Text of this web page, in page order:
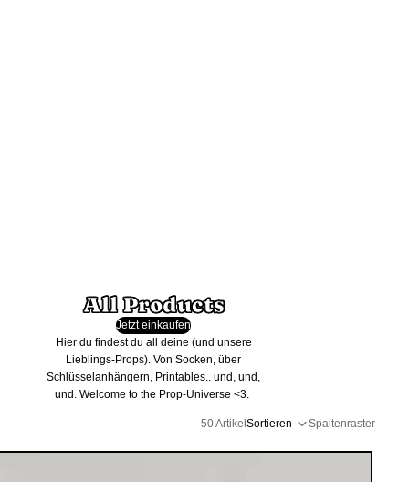
All Products
Jetzt einkaufen
Hier du findest du all deine (und unsere
Lieblings-Props). Von Socken, über
Schlüsselanhängern, Printables.. und, und,
und. Welcome to the Prop-Universe <3.
50 ArtikelSortieren Spaltenraster